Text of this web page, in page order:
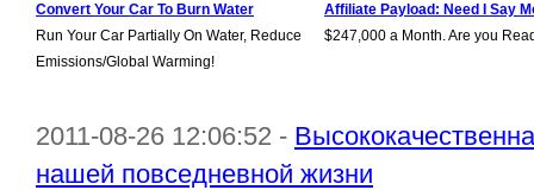
Convert Your Car To Burn Water
Run Your Car Partially On Water, Reduce
Emissions/Global Warming!
Affiliate Payload: Need I Say
$247,000 a Month. Are you
2011-08-26 12:06:52 -
нашей повседневной жизни